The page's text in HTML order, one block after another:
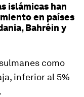
islámicas han
en países
Bahréin y
como
inferior al 5%